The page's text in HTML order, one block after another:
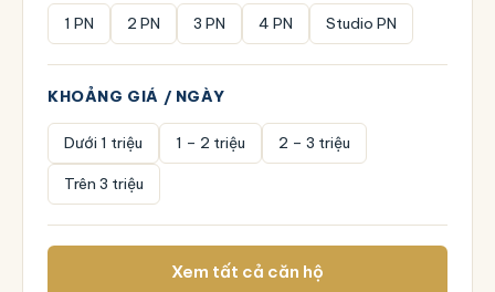
1 PN 2 PN 3 PN 4 PN Studio PN
KHOẢNG GIÁ / NGÀY
Dưới 1 triệu 1 – 2 triệu 2 – 3 triệu
Trên 3 triệu
Xem tất cả căn hộ